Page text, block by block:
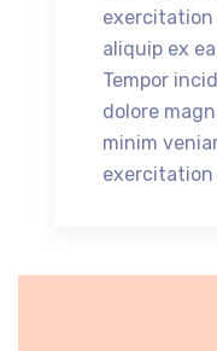
exercitation
aliquip ex
Tempor
dolore
minim
exercitation